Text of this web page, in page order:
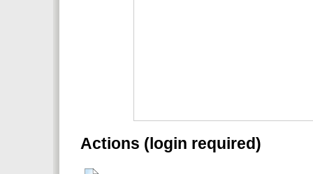
Actions (login required)